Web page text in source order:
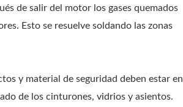
de salir del motor los gases quemados
Esto se resuelve soldando las zonas
y material de seguridad deben estar en
de los cinturones, vidrios y asientos.